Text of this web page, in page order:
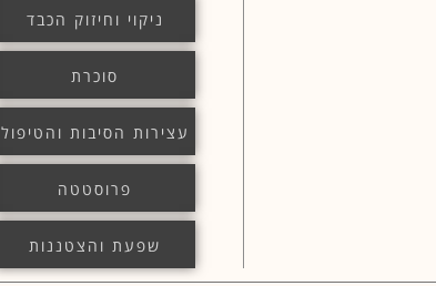
ניקוי וחיזוק הכבד
סוכרת
עצירות הסיבות והטיפול
פרוסטטה
שפעת והצטננות